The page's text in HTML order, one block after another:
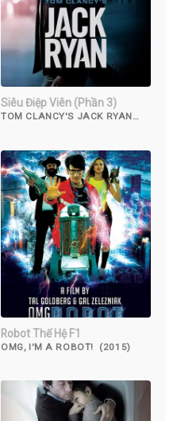
Siêu Điệp Viên (Phần 3)
TOM CLANCY'S JACK RYAN
Robot Thế Hệ F1
OMG, I'M A ROBOT! (2015)